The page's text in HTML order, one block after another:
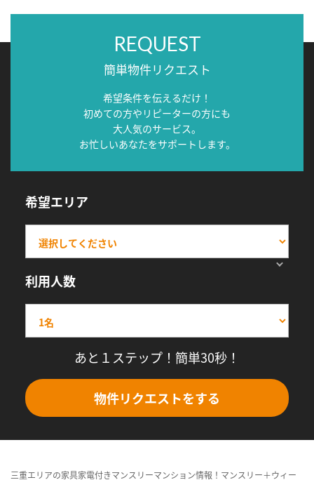
REQUEST
簡単物件リクエスト
希望条件を伝えるだけ！
初めての方やリピーターの方にも
大人気のサービス。
お忙しいあなたをサポートします。
希望エリア
利用人数
あと１ステップ！簡単30秒！
物件リクエストをする
三重エリアの家具家電付きマンスリーマンション情報！マンスリー＋ウィー